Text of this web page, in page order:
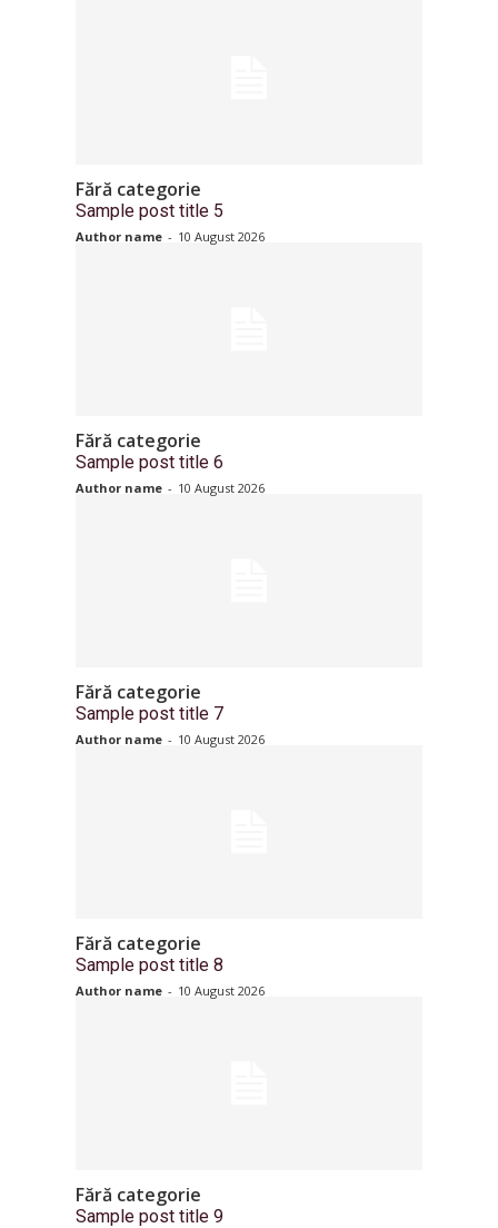
Fără categorie
Sample post title 5
Author name - 10 August 2026
Fără categorie
Sample post title 6
Author name - 10 August 2026
Fără categorie
Sample post title 7
Author name - 10 August 2026
Fără categorie
Sample post title 8
Author name - 10 August 2026
Fără categorie
Sample post title 9